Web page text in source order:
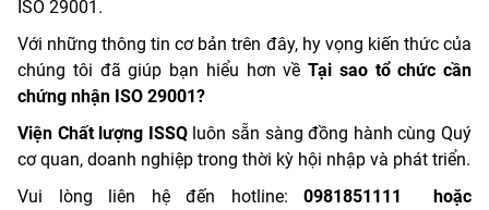
ISO 29001.
Với những thông tin cơ bản trên đây, hy vọng kiến thức của
chúng tôi đã giúp bạn hiểu hơn về Tại sao tổ chức cần
chứng nhận ISO 29001?
Viện Chất lượng ISSQ luôn sẵn sàng đồng hành cùng Quý
cơ quan, doanh nghiệp trong thời kỳ hội nhập và phát triển.
Vui lòng liên hệ đến hotline: 0981851111
hoặc